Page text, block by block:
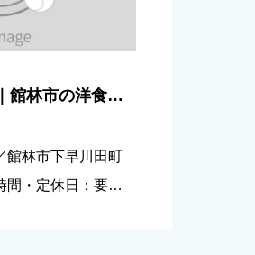
館林市の洋食・
館林市下早川田町
間・定休日：要確